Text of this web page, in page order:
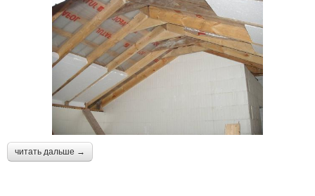
читать дальше →